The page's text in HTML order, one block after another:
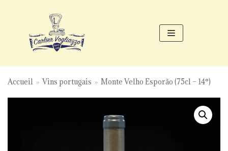
contenu
Accueil » Vins portugais » Monte Velho Esporão (75cl – 14°)